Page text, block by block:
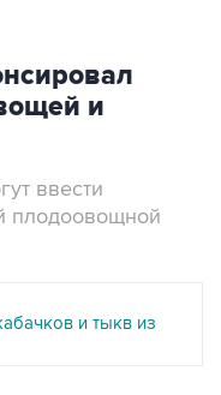
и
ввести
плодоовощной
и тыкв из